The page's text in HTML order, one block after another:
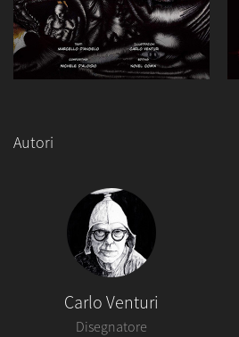
Autori
Carlo Venturi
Disegnatore